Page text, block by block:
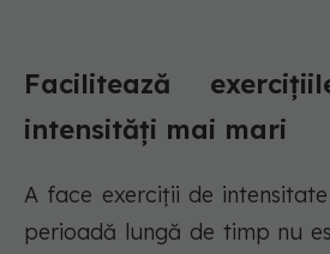
Facilitează
intensități mai mari
A face exerciții de
perioadă lungă de timp nu